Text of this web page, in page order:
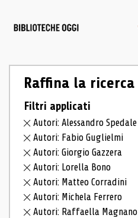
Raffina la ricerca
Filtri applicati
Autori: Alessandro Spedale
Autori: Fabio Guglielmi
Autori: Giorgio Gazzera
Autori: Lorella Bono
Autori: Matteo Corradini
Autori: Michela Ferrero
Autori: Raffaella Magnano